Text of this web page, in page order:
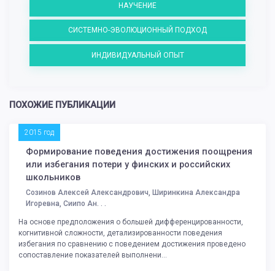
НАУЧЕНИЕ
СИСТЕМНО-ЭВОЛЮЦИОННЫЙ ПОДХОД
ИНДИВИДУАЛЬНЫЙ ОПЫТ
ПОХОЖИЕ ПУБЛИКАЦИИ
2015 год
Формирование поведения достижения поощрения
или избегания потери у финских и российских
школьников
Созинов Алексей Александрович, Ширинкина Александра
Игоревна, Сиипо Ан. . .
На основе предположения о большей дифференцированности,
когнитивной сложности, детализированности поведения
избегания по сравнению с поведением достижения проведено
сопоставление показателей выполнени...